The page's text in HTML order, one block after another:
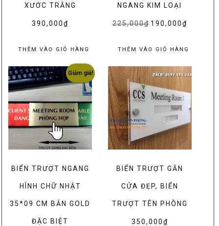
XƯỚC TRẮNG
390,000₫
THÊM VÀO GIỎ HÀNG
NGANG KIM LOẠI
225,000₫ Giá
là:
190,000₫Giá
tại
THÊM VÀO GIỎ HÀNG
Giảm giá!
BIỂN TRƯỢT NGANG
HÌNH CHỮ NHẬT
35*09 CM BẢN GOLD
ĐẶC BIỆT
BIỂN TRƯỢT GẮN
CỬA ĐẸP, BIỂN
TRƯỢT TÊN PHÒNG
350,000₫